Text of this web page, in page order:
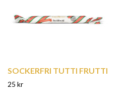
SOCKERFRI TUTTI FRUTTI
25 kr